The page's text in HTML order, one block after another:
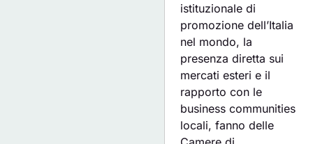
istituzionale di
promozione dell’Italia
nel mondo, la
presenza diretta sui
mercati esteri e il
rapporto con le
business communities
locali, fanno delle